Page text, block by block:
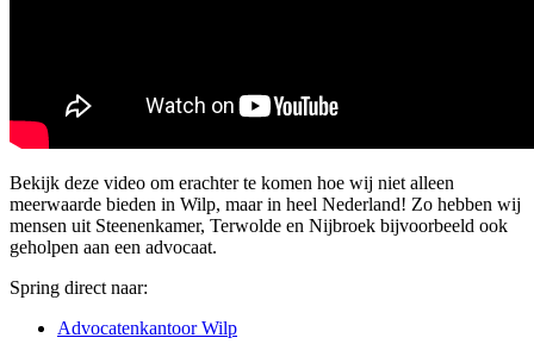
Bekijk deze video om erachter te komen hoe wij niet alleen
meerwaarde bieden in Wilp, maar in heel Nederland! Zo hebben wij
mensen uit Steenenkamer, Terwolde en Nijbroek bijvoorbeeld ook
geholpen aan een advocaat.
Spring direct naar:
Advocatenkantoor Wilp